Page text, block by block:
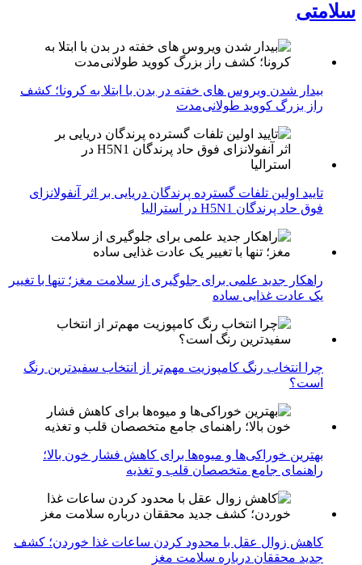
سلامتی
بیدار شدن ویروس‌ های خفته در بدن با ابتلا به کرونا؛ کشف
راز بزرگ کووید طولانی‌مدت
تایید اولین تلفات گسترده پرندگان دریایی بر اثر آنفولانزای
فوق حاد پرندگان H5N1 در استرالیا
راهکار جدید علمی برای جلوگیری از سلامت مغز؛ تنها با تغییر
یک عادت غذایی ساده
چرا انتخاب رنگ کامپوزیت مهم‌تر از انتخاب سفیدترین رنگ
است؟
بهترین خوراکی‌ها و میوه‌ها برای کاهش فشار خون بالا؛
راهنمای جامع متخصصان قلب و تغذیه
کاهش زوال عقل با محدود کردن ساعات غذا خوردن؛ کشف
جدید محققان درباره سلامت مغز